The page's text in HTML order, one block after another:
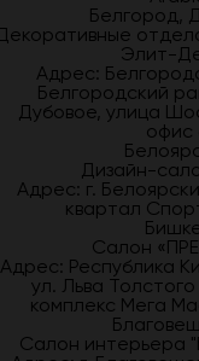
Белгород,
Элит-
Адрес:
Белгородский
Дубовое, улица
офис
Дизайн-
Адрес: г.
квартал
Салон
Адрес: Республика
ул. Льва
комплекс Мега
Салон интерьера